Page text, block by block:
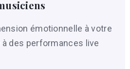
émotionnelle à votre
des performances live